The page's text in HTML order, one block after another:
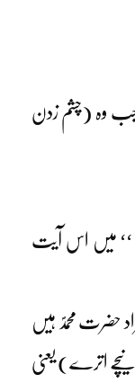
وہ (چشم زدن
‘‘ میں اس آیت
حضرت محمدؐ ہیں
اترے) یعنی